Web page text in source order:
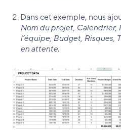
Dans cet exemple, nous
Nom du projet, Calendrier,
l’équipe, Budget, Risques,
en attente.